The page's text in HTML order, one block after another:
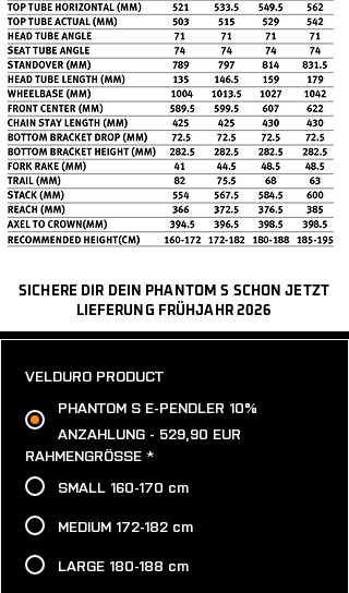
Durchmesser 31,8, Breite: 680 mm,
schwarz Vorbau: Velduro Alloy
Rennradvorbau, schwarz, S&M: 75
mm, L&XL: 95 mm Länge Griffe:
Velduro MTB Comfort BLK
700*45C BLK, mit Schlauch *Ihr
Phantom ist Tubeless-Ready, wird
aber mit einem Schlauch geliefert.
links&rechts Kabel:
Maßgeschneiderte, wasserdichte
und narrensichere Verkabelung von
Avinox
SICHERE DIR DEIN PHANTOM S SCHON JETZT
LIEFERUNG FRÜHJAHR 2026
VELDURO PRODUCT
PHANTOM S E-PENDLER 10%
ANZAHLUNG - 529,90 EUR
RAHMENGRÖSSE *
SMALL 160-170 cm
MEDIUM 172-182 cm
LARGE 180-188 cm